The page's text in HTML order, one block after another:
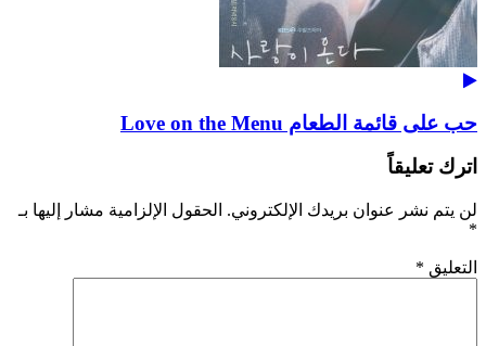
حب على قائمة الطعام Love on the Menu
اترك تعليقاً
لن يتم نشر عنوان بريدك الإلكتروني. الحقول الإلزامية مشار إليها بـ
*
التعليق *